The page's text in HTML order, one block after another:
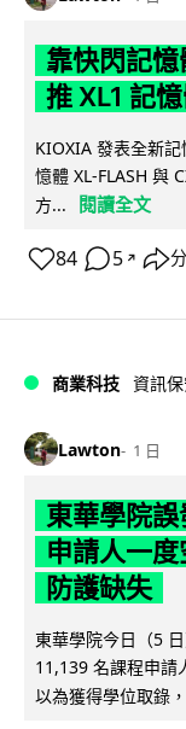
靠快閃記
推 XL1 記
KIOXIA 發表全新
憶體 XL-FLASH 與
方...
閱讀全文
84 5 ↗
商業科技 資訊
Lawton 1 日
東華學院誤
申請人一
防護缺失
東華學院今日（5
11,139 名課程申請
以為獲得學位取錄